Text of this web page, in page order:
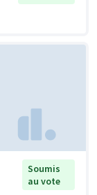
Soumis
au vote